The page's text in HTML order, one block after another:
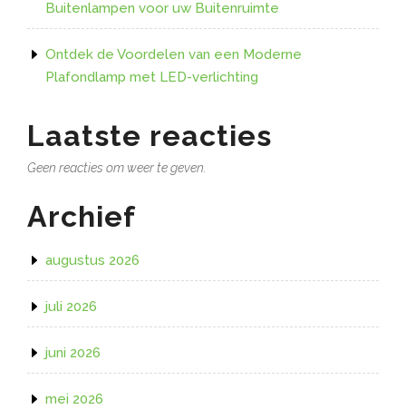
Buitenlampen voor uw Buitenruimte
Ontdek de Voordelen van een Moderne
Plafondlamp met LED-verlichting
Laatste reacties
Geen reacties om weer te geven.
Archief
augustus 2026
juli 2026
juni 2026
mei 2026